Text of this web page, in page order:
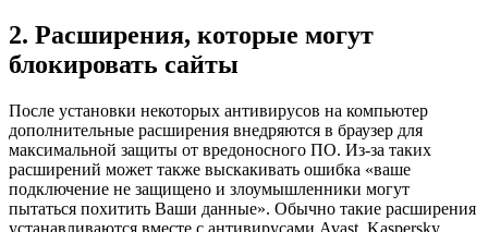
2. Расширения, которые могут
блокировать сайты
После установки некоторых антивирусов на компьютер
дополнительные расширения внедряются в браузер для
максимальной защиты от вредоносного ПО. Из-за таких
расширений может также выскакивать ошибка «ваше
подключение не защищено и злоумышленники могут
пытаться похитить Ваши данные». Обычно такие расширения
устанавливаются вместе с антивирусами Avast, Kaspersky